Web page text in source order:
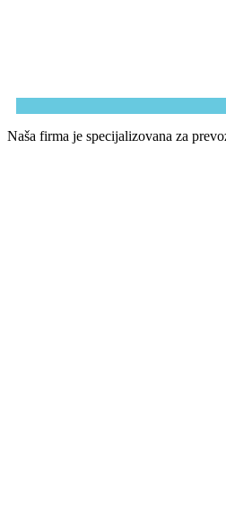
Naša firma je specijalizovana za